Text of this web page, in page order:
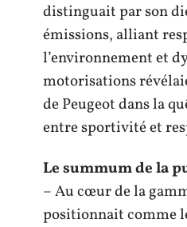
distinguait par son
émissions, alliant
l’environnement et
motorisations
de Peugeot dans la
entre sportivité et
Le summum de la
– Au cœur de la
positionnait comme